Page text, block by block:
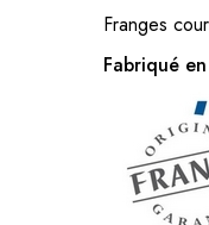
Franges
Fabriqué